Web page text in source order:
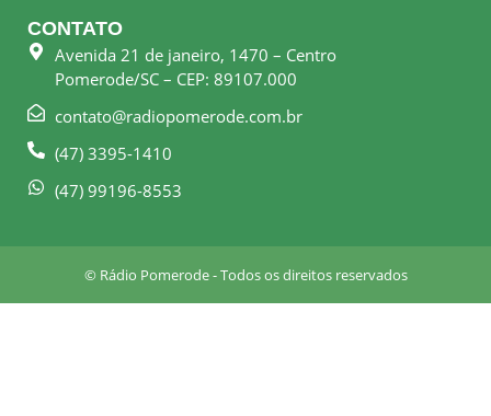
e
b
o
k
s
q
a
t
a
g
r
a
m
CONTATO
Avenida 21 de janeiro, 1470 – Centro
Pomerode/SC – CEP: 89107.000
contato@radiopomerode.com.br
(47) 3395-1410
(47) 99196-8553
© Rádio Pomerode - Todos os direitos reservados